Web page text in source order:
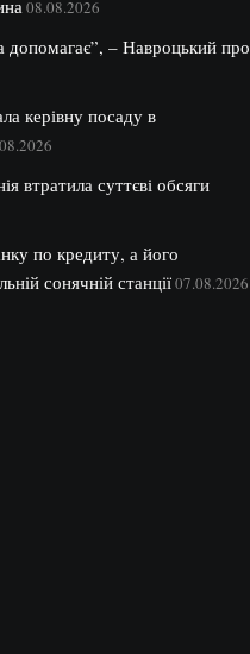
08.08.2026
– Навроцький про
керівну посаду в
втратила суттєві обсяги
по кредиту, а його
сонячній станції07.08.2026